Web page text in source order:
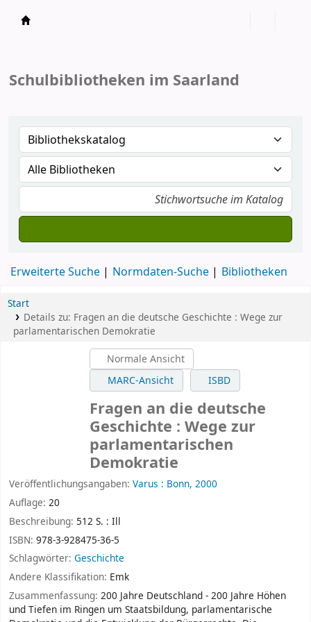
Schulbibliotheken im Saarland
Erweiterte Suche Normdaten-Suche Bibliotheken
Start
Details zu: Fragen an die deutsche Geschichte : Wege zur
parlamentarischen Demokratie
Normale Ansicht
MARC-Ansicht
ISBD
Fragen an die deutsche
Geschichte : Wege zur
parlamentarischen
Demokratie
Veröffentlichungsangaben: Varus : Bonn, 2000
Auflage: 20
Beschreibung: 512 S. : Ill
ISBN: 978-3-928475-36-5
Schlagwörter: Geschichte
Andere Klassifikation: Emk
Zusammenfassung: 200 Jahre Deutschland - 200 Jahre Höhen
und Tiefen im Ringen um Staatsbildung, parlamentarische